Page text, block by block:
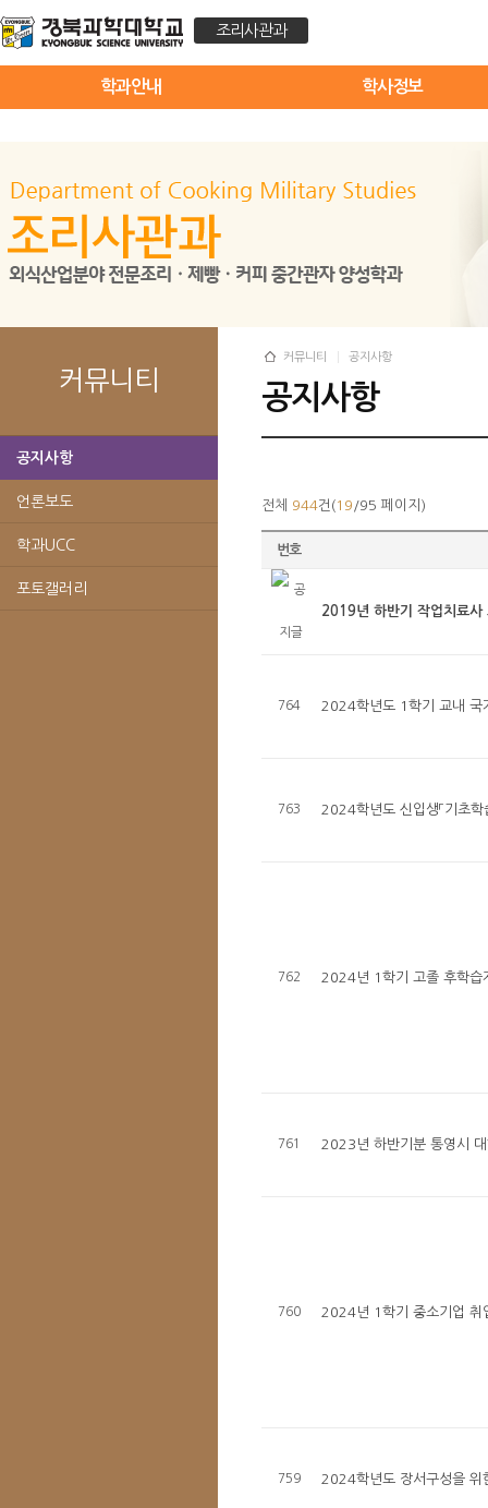
조리사관과
학과안내 학사정보
커뮤니티
공지사항
언론보도
학과UCC
포토갤러리
커뮤니티 공지사항
공지사항
전체 944건(19 /95 페이지)
번호
2019년 하반기 작업치료사
764 2024학년도 1학기 교내 국
763 2024학년도 신입생「기초학
762 2024년 1학기 고졸 후학습
761 2023년 하반기분 통영시
760 2024년 1학기 중소기업 취
759 2024학년도 장서구성을 위